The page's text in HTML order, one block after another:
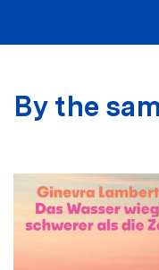
By the